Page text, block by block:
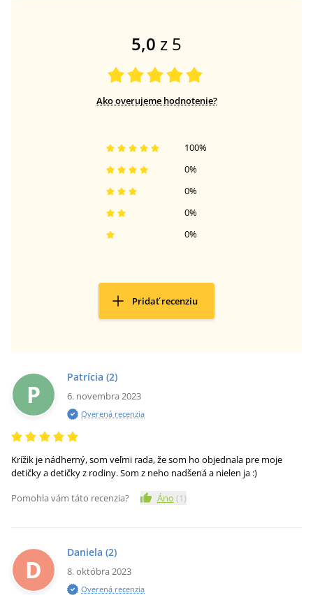
5,0 z 5
Ako overujeme hodnotenie?
0%
0%
0%
0%
100%
Pridať recenziu
P
Patrícia (2)
6. novembra 2023
Overená recenzia
Krížik je nádherný, som veľmi rada, že som ho objednala pre moje
detičky a detičky z rodiny. Som z neho nadšená a nielen ja :)
Pomohla vám táto recenzia?
Áno (1)
D
Daniela (2)
8. októbra 2023
Overená recenzia